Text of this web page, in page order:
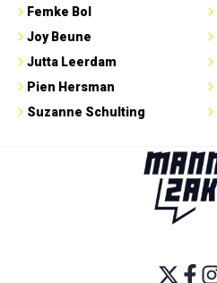
Femke Bol
Joy Beune
Jutta Leerdam
Pien Hersman
Suzanne Schulting